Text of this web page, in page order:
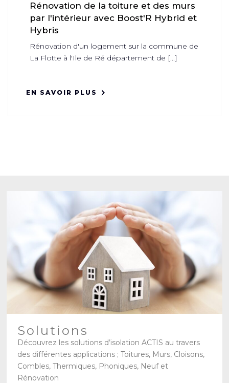
Rénovation de la toiture et des murs
par l'intérieur avec Boost'R Hybrid et
Hybris
Rénovation d'un logement sur la commune de
La Flotte à l'Ile de Ré département de [...]
EN SAVOIR PLUS
Solutions
Découvrez les solutions d’isolation ACTIS au travers
des différentes applications ; Toitures, Murs, Cloisons,
Combles, Thermiques, Phoniques, Neuf et
Rénovation